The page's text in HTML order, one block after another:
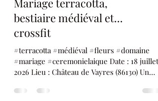
Mariage terracotta,
bestiaire médiéval et...
crossfit
#terracotta #médiéval #fleurs #domaine
#mariage #ceremonielaique Date : 18 juillet